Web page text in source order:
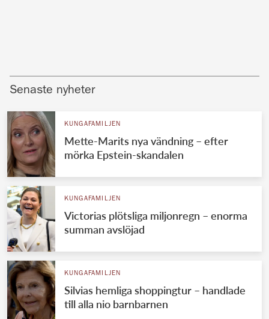
Senaste nyheter
KUNGAFAMILJEN
Mette-Marits nya vändning – efter
mörka Epstein-skandalen
KUNGAFAMILJEN
Victorias plötsliga miljonregn – enorma
summan avslöjad
KUNGAFAMILJEN
Silvias hemliga shoppingtur – handlade
till alla nio barnbarnen